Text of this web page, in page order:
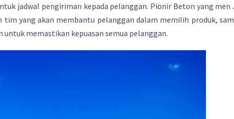
jadwal pengiriman kepada pelanggan. Pionir Beton yang men
tim yang akan membantu pelanggan dalam memilih produk,
memastikan kepuasan semua pelanggan.